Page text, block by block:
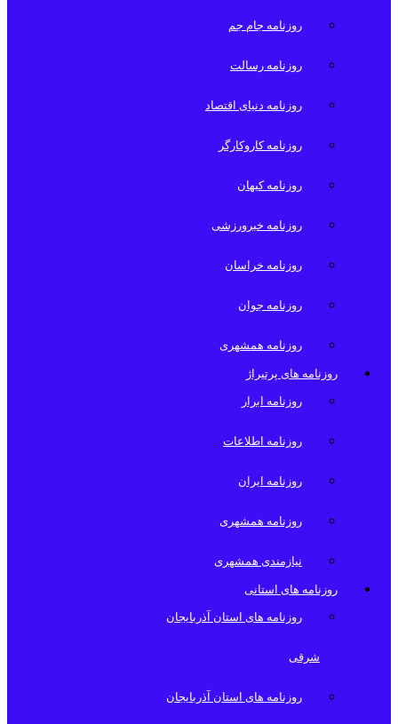
روزنامه جام جم
روزنامه رسالت
روزنامه دنیای اقتصاد
روزنامه کاروکارگر
روزنامه کیهان
روزنامه خبرورزشی
روزنامه خراسان
روزنامه جوان
روزنامه همشهری
روزنامه های پرتیراژ
روزنامه ابرار
روزنامه اطلاعات
روزنامه ایران
روزنامه همشهری
نیازمندی همشهری
روزنامه های استانی
روزنامه های استان آذربایجان
شرقی
روزنامه های استان آذربایجان